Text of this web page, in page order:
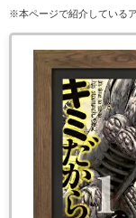
※本ページで紹介している